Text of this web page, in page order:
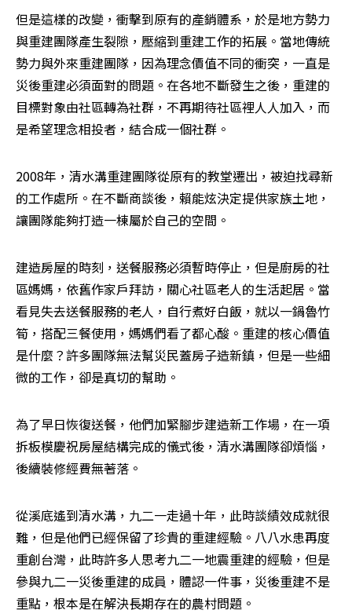
但是這樣的改變，衝擊到原有的產銷體系，於是地方勢力
與重建團隊產生裂隙，壓縮到重建工作的拓展。當地傳統
勢力與外來重建團隊，因為理念價值不同的衝突，一直是
災後重建必須面對的問題。在各地不斷發生之後，重建的
目標對象由社區轉為社群，不再期待社區裡人人加入，而
是希望理念相投者，結合成一個社群。
2008年，清水溝重建團隊從原有的教堂遷出，被迫找尋新
的工作處所。在不斷商談後，賴能炫決定提供家族土地，
讓團隊能夠打造一棟屬於自己的空間。
建造房屋的時刻，送餐服務必須暫時停止，但是廚房的社
區媽媽，依舊作家戶拜訪，關心社區老人的生活起居。當
看見失去送餐服務的老人，自行煮好白飯，就以一鍋魯竹
筍，搭配三餐使用，媽媽們看了都心酸。重建的核心價值
是什麼？許多團隊無法幫災民蓋房子造新鎮，但是一些細
微的工作，卻是真切的幫助。
為了早日恢復送餐，他們加緊腳步建造新工作場，在一項
拆板模慶祝房屋結構完成的儀式後，清水溝團隊卻煩惱，
後續裝修經費無著落。
從溪底遙到清水溝，九二一走過十年，此時談績效成就很
難，但是他們已經保留了珍貴的重建經驗。八八水患再度
重創台灣，此時許多人思考九二一地震重建的經驗，但是
參與九二一災後重建的成員，體認一件事，災後重建不是
重點，根本是在解決長期存在的農村問題。